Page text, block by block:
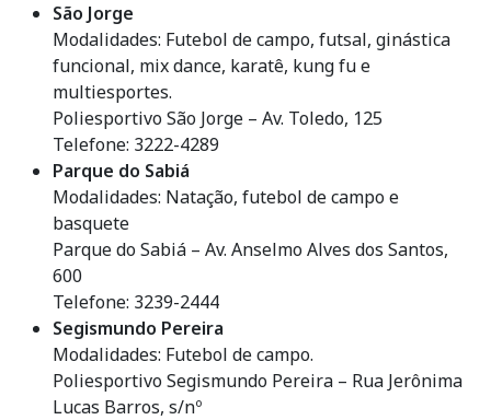
São Jorge
Modalidades: Futebol de campo, futsal, ginástica
funcional, mix dance, karatê, kung fu e
multiesportes.
Poliesportivo São Jorge – Av. Toledo, 125
Telefone: 3222-4289
Parque do Sabiá
Modalidades: Natação, futebol de campo e
basquete
Parque do Sabiá – Av. Anselmo Alves dos Santos,
600
Telefone: 3239-2444
Segismundo Pereira
Modalidades: Futebol de campo.
Poliesportivo Segismundo Pereira – Rua Jerônima
Lucas Barros, s/nº